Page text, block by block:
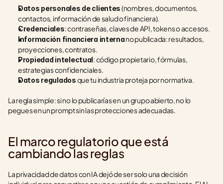
Datos personales de clientes (nombres, documentos,
contactos, información de salud o financiera).
Credenciales: contraseñas, claves de API, tokens o accesos.
Información financiera interna no publicada: resultados,
proyecciones, contratos.
Propiedad intelectual: código propietario, fórmulas,
estrategias confidenciales.
Datos regulados que tu industria proteja por normativa.
La regla simple: si no lo publicarías en un grupo abierto, no lo
pegues en un prompt sin las protecciones adecuadas.
El marco regulatorio que está
cambiando las reglas
La privacidad de datos con IA dejó de ser solo una decisión